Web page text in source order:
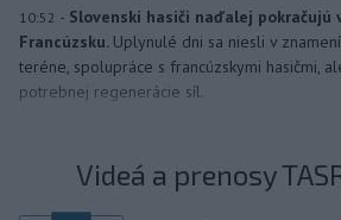
10:52 - Slovenskí hasiči naďalej pokračujú
Francúzsku. Uplynulé dni sa niesli v
teréne, spolupráce s francúzskymi hasičmi,
potrebnej regenerácie síl.
Videá a prenosy